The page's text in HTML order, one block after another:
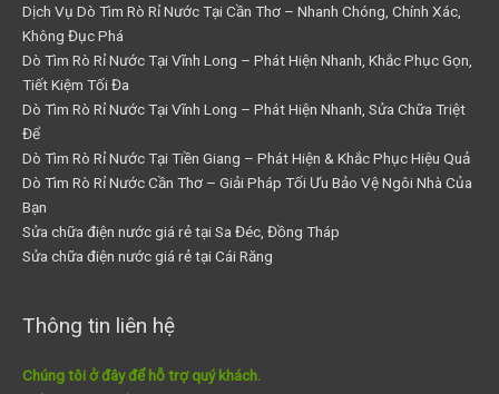
Dịch Vụ Dò Tìm Rò Rỉ Nước Tại Cần Thơ – Nhanh Chóng, Chính Xác,
Không Đục Phá
Dò Tìm Rò Rỉ Nước Tại Vĩnh Long – Phát Hiện Nhanh, Khắc Phục Gọn,
Tiết Kiệm Tối Đa
Dò Tìm Rò Rỉ Nước Tại Vĩnh Long – Phát Hiện Nhanh, Sửa Chữa Triệt
Để
Dò Tìm Rò Rỉ Nước Tại Tiền Giang – Phát Hiện & Khắc Phục Hiệu Quả
Dò Tìm Rò Rỉ Nước Cần Thơ – Giải Pháp Tối Ưu Bảo Vệ Ngôi Nhà Của
Bạn
Sửa chữa điện nước giá rẻ tại Sa Đéc, Đồng Tháp
Sửa chữa điện nước giá rẻ tại Cái Răng
Thông tin liên hệ
Chúng tôi ở đây để hỗ trợ quý khách.